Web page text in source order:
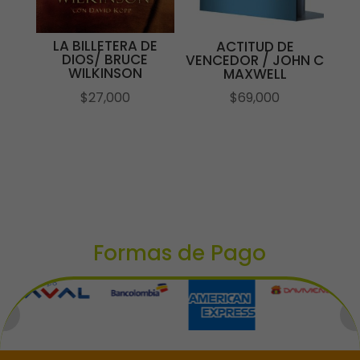
LA BILLETERA DE
DIOS/ BRUCE
WILKINSON
$27,000
ACTITUD DE
VENCEDOR / JOHN C
MAXWELL
$69,000
Formas de Pago